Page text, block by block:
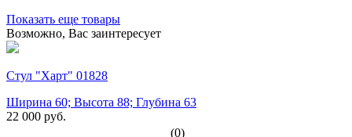
Показать еще товары
Возможно, Вас заинтересует
Стул "Харт" 01828
Ширина 60; Высота 88; Глубина 63
22 000 руб.
(0)